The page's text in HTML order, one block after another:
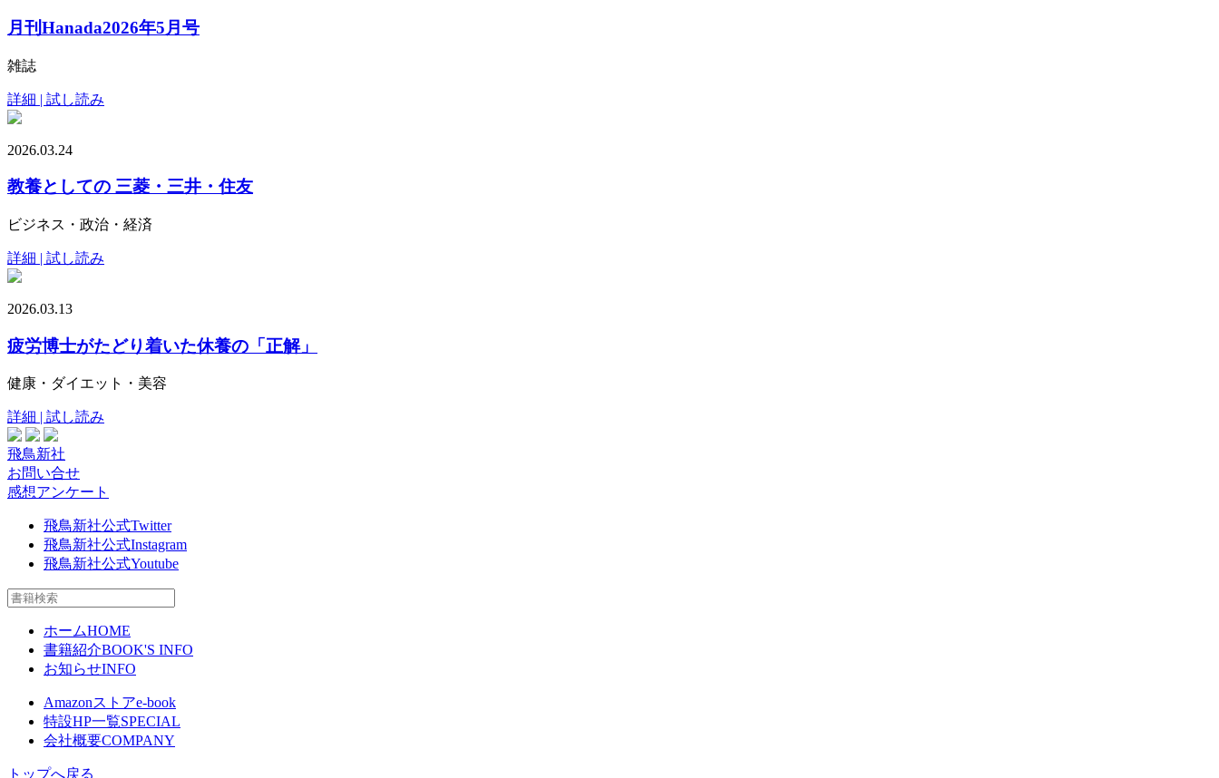
月刊Hanada2026年5月号
雑誌
詳細 | 試し読み
2026.03.24
教養としての 三菱・三井・住友
ビジネス・政治・経済
詳細 | 試し読み
2026.03.13
疲労博士がたどり着いた休養の「正解」
健康・ダイエット・美容
詳細 | 試し読み
飛鳥新社
お問い合せ
感想アンケート
飛鳥新社公式Twitter
飛鳥新社公式Instagram
飛鳥新社公式Youtube
ホームHOME
書籍紹介BOOK'S INFO
お知らせINFO
Amazonストアe-book
特設HP一覧SPECIAL
会社概要COMPANY
トップへ戻る